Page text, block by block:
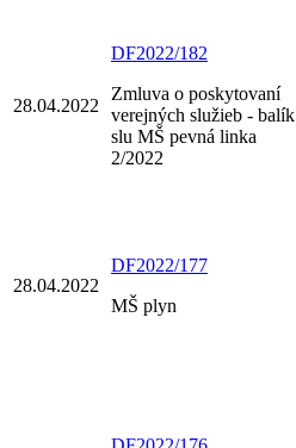
28.04.2022
DF2022/182
Zmluva o poskytovaní
verejných služieb - balík
slu MŠ pevná linka
2/2022
28.04.2022
DF2022/177
MŠ plyn